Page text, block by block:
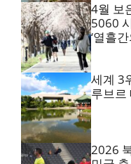
4월 보
5060
‘열흘
세계 3
루브르
2026